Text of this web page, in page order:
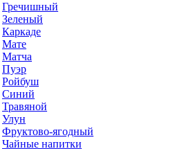
Гречишный
Зеленый
Каркаде
Мате
Матча
Пуэр
Ройбуш
Синий
Травяной
Улун
Фруктово-ягодный
Чайные напитки